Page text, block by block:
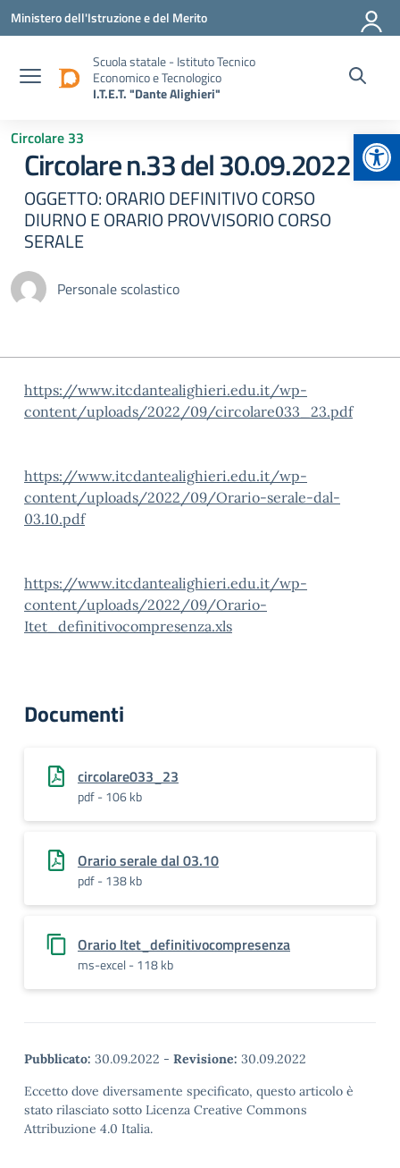
Vai ai contenuti
Vai al menu di navigazione
Vai al footer
Ministero dell'Istruzione e del Merito
Scuola statale - Istituto Tecnico
Economico e Tecnologico
I.T.E.T. "Dante Alighieri"
Circolare 33
Circolare n.33 del 30.09.2022
OGGETTO: ORARIO DEFINITIVO CORSO
DIURNO E ORARIO PROVVISORIO CORSO
SERALE
Personale scolastico
https://www.itcdantealighieri.edu.it/wp-
content/uploads/2022/09/circolare033_23.pdf
https://www.itcdantealighieri.edu.it/wp-
content/uploads/2022/09/Orario-serale-dal-
03.10.pdf
https://www.itcdantealighieri.edu.it/wp-
content/uploads/2022/09/Orario-
Itet_definitivocompresenza.xls
Documenti
circolare033_23
pdf - 106 kb
Orario serale dal 03.10
pdf - 138 kb
Orario Itet_definitivocompresenza
ms-excel - 118 kb
Pubblicato: 30.09.2022 - Revisione: 30.09.2022
Eccetto dove diversamente specificato, questo articolo è
stato rilasciato sotto Licenza Creative Commons
Attribuzione 4.0 Italia.